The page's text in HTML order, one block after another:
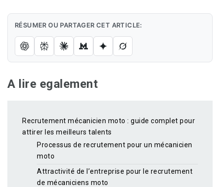
RÉSUMER OU PARTAGER CET ARTICLE:
A lire egalement
Recrutement mécanicien moto : guide complet pour
attirer les meilleurs talents
Processus de recrutement pour un mécanicien
moto
Attractivité de l’entreprise pour le recrutement
de mécaniciens moto